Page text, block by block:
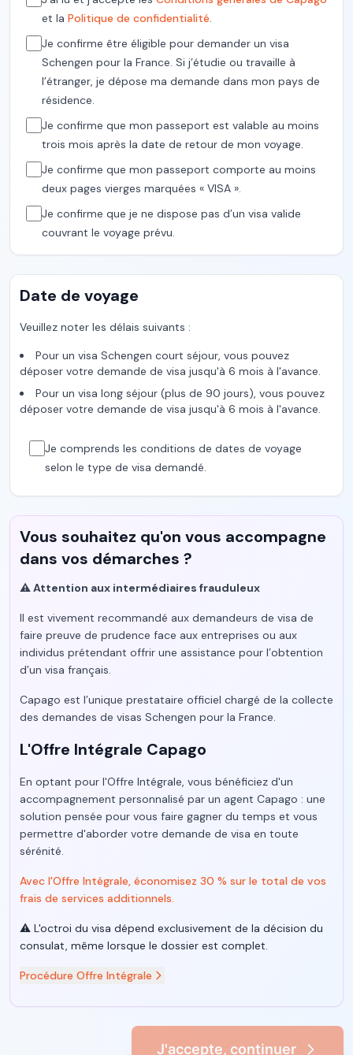
et la Politique de confidentialité.
Je confirme être éligible pour demander un visa
Schengen pour la France. Si j’étudie ou travaille à
l’étranger, je dépose ma demande dans mon pays de
résidence.
Je confirme que mon passeport est valable au moins
trois mois après la date de retour de mon voyage.
Je confirme que mon passeport comporte au moins
deux pages vierges marquées « VISA ».
Je confirme que je ne dispose pas d’un visa valide
couvrant le voyage prévu.
Date de voyage
Veuillez noter les délais suivants :
Pour un visa Schengen court séjour, vous pouvez
déposer votre demande de visa jusqu'à 6 mois à l'avance.
Pour un visa long séjour (plus de 90 jours), vous pouvez
déposer votre demande de visa jusqu'à 6 mois à l'avance.
Je comprends les conditions de dates de voyage
selon le type de visa demandé.
Vous souhaitez qu'on vous accompagne
dans vos démarches ?
⚠️ Attention aux intermédiaires frauduleux
Il est vivement recommandé aux demandeurs de visa de
faire preuve de prudence face aux entreprises ou aux
individus prétendant offrir une assistance pour l’obtention
d’un visa français.
Capago est l’unique prestataire officiel chargé de la collecte
des demandes de visas Schengen pour la France.
L'Offre Intégrale Capago
En optant pour l'Offre Intégrale, vous bénéficiez d'un
accompagnement personnalisé par un agent Capago : une
solution pensée pour vous faire gagner du temps et vous
permettre d'aborder votre demande de visa en toute
sérénité.
Avec l'Offre Intégrale, économisez 30 % sur le total de vos
frais de services additionnels.
⚠️ L'octroi du visa dépend exclusivement de la décision du
consulat, même lorsque le dossier est complet.
Procédure Offre Intégrale
J'accepte, continuer